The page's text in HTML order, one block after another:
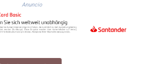
EGP 57.293288
ETB 184.982115
GBP 0.856968
Anuncio